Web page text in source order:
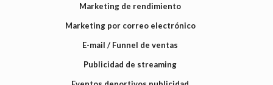
Marketing de rendimiento
Marketing por correo electrónico
E-mail / Funnel de ventas
Publicidad de streaming